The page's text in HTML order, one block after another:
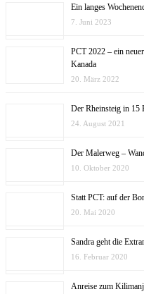
Ein langes
7. Juni 2023
PCT 2022 – ein
Kanada
20. März 2022
Der Rheinsteig in 15
24. August 2021
Der Malerweg –
10. Oktober 2020
Statt PCT: auf der
20. Mai 2020
Sandra geht die
16. Februar 2020
Anreise zum